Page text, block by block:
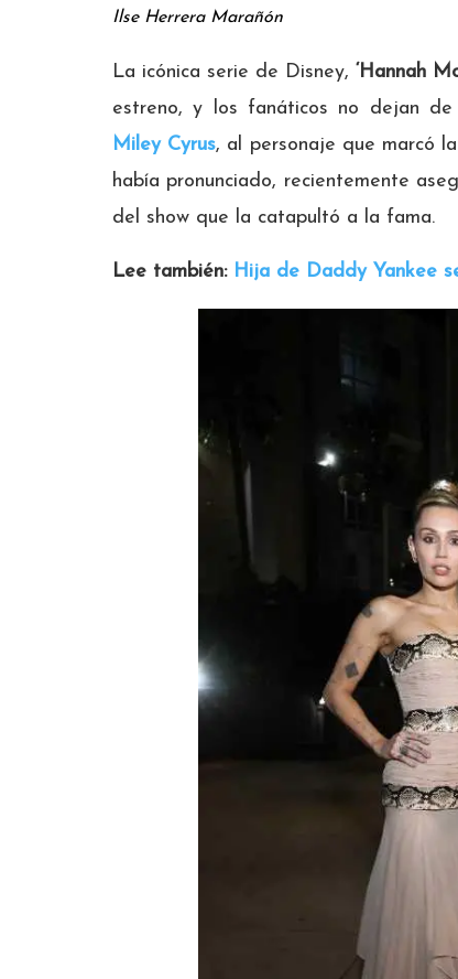
Ilse Herrera Marañón
La icónica serie de Disney, ‘Hannah
estreno, y los fanáticos no dejan
Miley Cyrus, al personaje que marcó
había pronunciado, recientemente
del show que la catapultó a la fama.
Lee también: Hija de Daddy Yankee